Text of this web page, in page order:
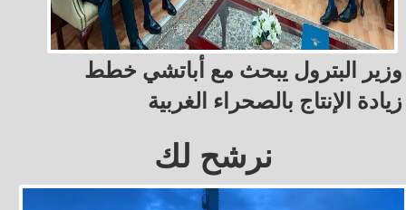
وزير البترول يبحث مع أباتشي خطط
زيادة الإنتاج بالصحراء الغربية
نرشح لك